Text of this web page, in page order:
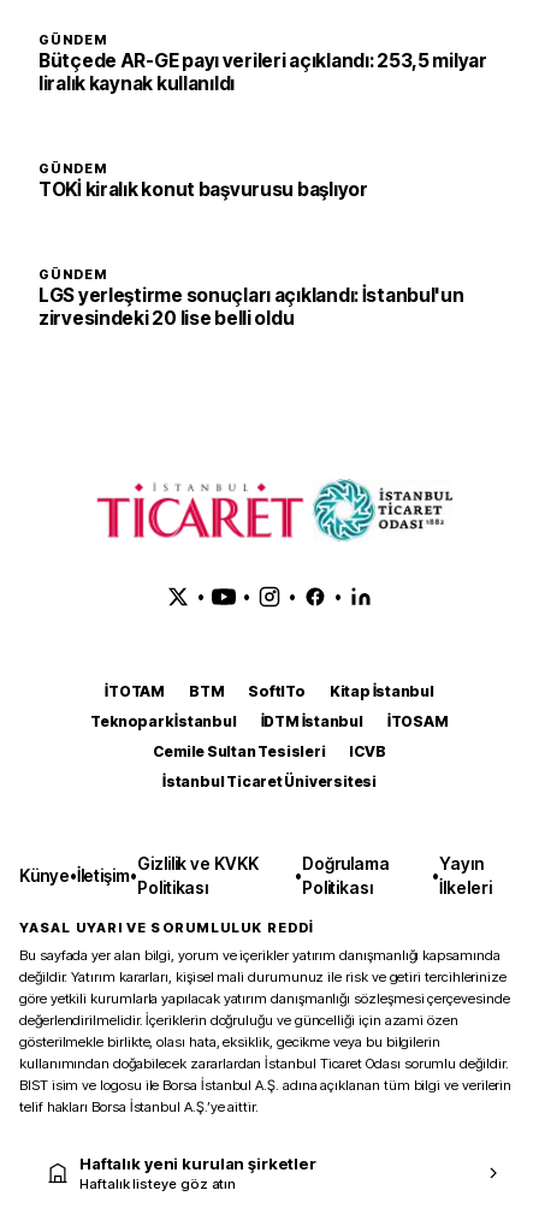
GÜNDEM
Bütçede AR-GE payı verileri açıklandı: 253,5 milyar
liralık kaynak kullanıldı
GÜNDEM
TOKİ kiralık konut başvurusu başlıyor
GÜNDEM
LGS yerleştirme sonuçları açıklandı: İstanbul'un
zirvesindeki 20 lise belli oldu
• • • •
İTOTAM BTM SoftITo
Kitap İstanbul
Teknopark İstanbul
İDTM İstanbul
İTOSAM
Cemile Sultan Tesisleri
ICVB
İstanbul Ticaret Üniversitesi
Künye•İletişim•
Gizlilik ve KVKK
Politikası
•
Doğrulama
Politikası
•
Yayın
İlkeleri
YASAL UYARI VE SORUMLULUK REDDİ
Bu sayfada yer alan bilgi, yorum ve içerikler yatırım danışmanlığı kapsamında
değildir. Yatırım kararları, kişisel mali durumunuz ile risk ve getiri tercihlerinize
göre yetkili kurumlarla yapılacak yatırım danışmanlığı sözleşmesi çerçevesinde
değerlendirilmelidir. İçeriklerin doğruluğu ve güncelliği için azami özen
gösterilmekle birlikte, olası hata, eksiklik, gecikme veya bu bilgilerin
kullanımından doğabilecek zararlardan İstanbul Ticaret Odası sorumlu değildir.
BIST isim ve logosu ile Borsa İstanbul A.Ş. adına açıklanan tüm bilgi ve verilerin
telif hakları Borsa İstanbul A.Ş.’ye aittir.
Haftalık yeni kurulan şirketler
Haftalık listeye göz atın